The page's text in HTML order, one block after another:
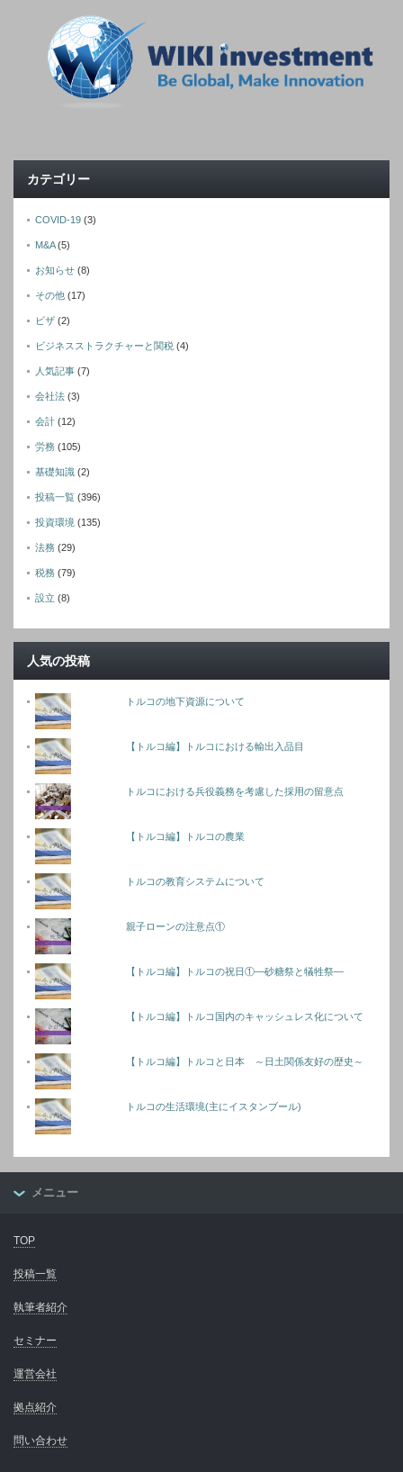
カテゴリー
COVID-19 (3)
M&A(5)
お知らせ (8)
その他 (17)
ビザ (2)
ビジネスストラクチャーと関税 (4)
人気記事 (7)
会社法 (3)
会計 (12)
労務 (105)
基礎知識 (2)
投稿一覧 (396)
投資環境 (135)
法務 (29)
税務 (79)
設立 (8)
人気の投稿
トルコの地下資源について
【トルコ編】トルコにおける輸出入品目
トルコにおける兵役義務を考慮した採用の留意点
【トルコ編】トルコの農業
トルコの教育システムについて
親子ローンの注意点①
【トルコ編】トルコの祝日①―砂糖祭と犠牲祭―
【トルコ編】トルコ国内のキャッシュレス化について
【トルコ編】トルコと日本 ～日土関係友好の歴史～
トルコの生活環境(主にイスタンブール)
メニュー
TOP
投稿一覧
執筆者紹介
セミナー
運営会社
拠点紹介
問い合わせ